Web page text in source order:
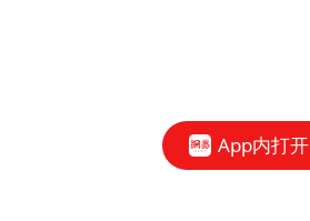
App内打开